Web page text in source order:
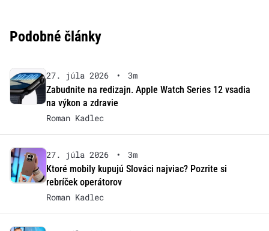
Podobné články
27. júla 2026 •
3m
Zabudnite na redizajn. Apple Watch Series 12 vsadia
na výkon a zdravie
Roman Kadlec
27. júla 2026 •
3m
Ktoré mobily kupujú Slováci najviac? Pozrite si
rebríček operátorov
Roman Kadlec